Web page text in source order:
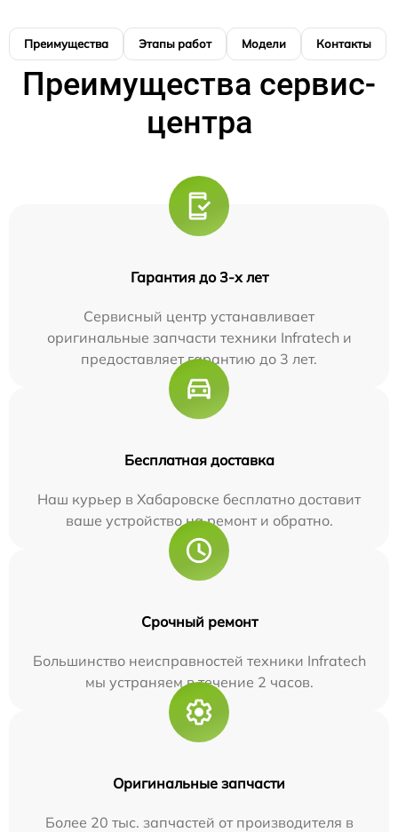
Преимущества Этапы работ Модели Контакты
Преимущества сервис-
центра
Гарантия до 3-х лет
Сервисный центр устанавливает
оригинальные запчасти техники Infratech и
предоставляет гарантию до 3 лет.
Бесплатная доставка
Наш курьер в Хабаровске бесплатно доставит
ваше устройство на ремонт и обратно.
Срочный ремонт
Большинство неисправностей техники Infratech
мы устраняем в течение 2 часов.
Оригинальные запчасти
Более 20 тыс. запчастей от производителя в